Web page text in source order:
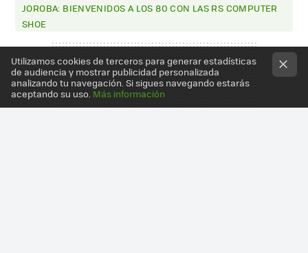
JOROBA: BIENVENIDOS A LOS 80 CON LAS RS COMPUTER
SHOE
Utilizamos cookies de terceros para generar estadísticas
de audiencia y mostrar publicidad personalizada
analizando tu navegación. Si sigues navegando estarás
aceptando su uso. Más información